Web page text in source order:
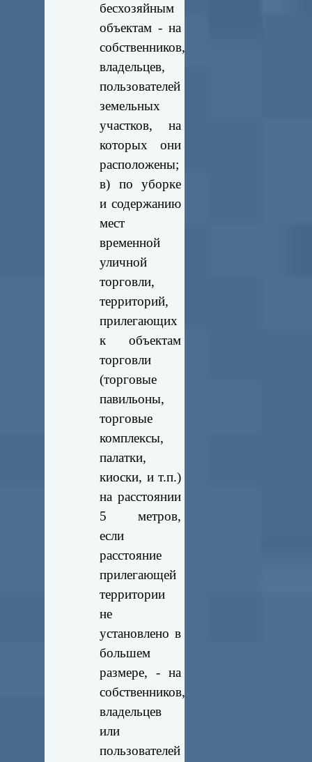
бесхозяйным
объектам - на
собственников,
владельцев,
пользователей
земельных
участков, на
которых они
расположены;
в) по уборке
и содержанию
мест
временной
уличной
торговли,
территорий,
прилегающих
к объектам
торговли
(торговые
павильоны,
торговые
комплексы,
палатки,
киоски, и т.п.)
на расстоянии
5 метров,
если
расстояние
прилегающей
территории
не
установлено в
большем
размере, - на
собственников,
владельцев
или
пользователей